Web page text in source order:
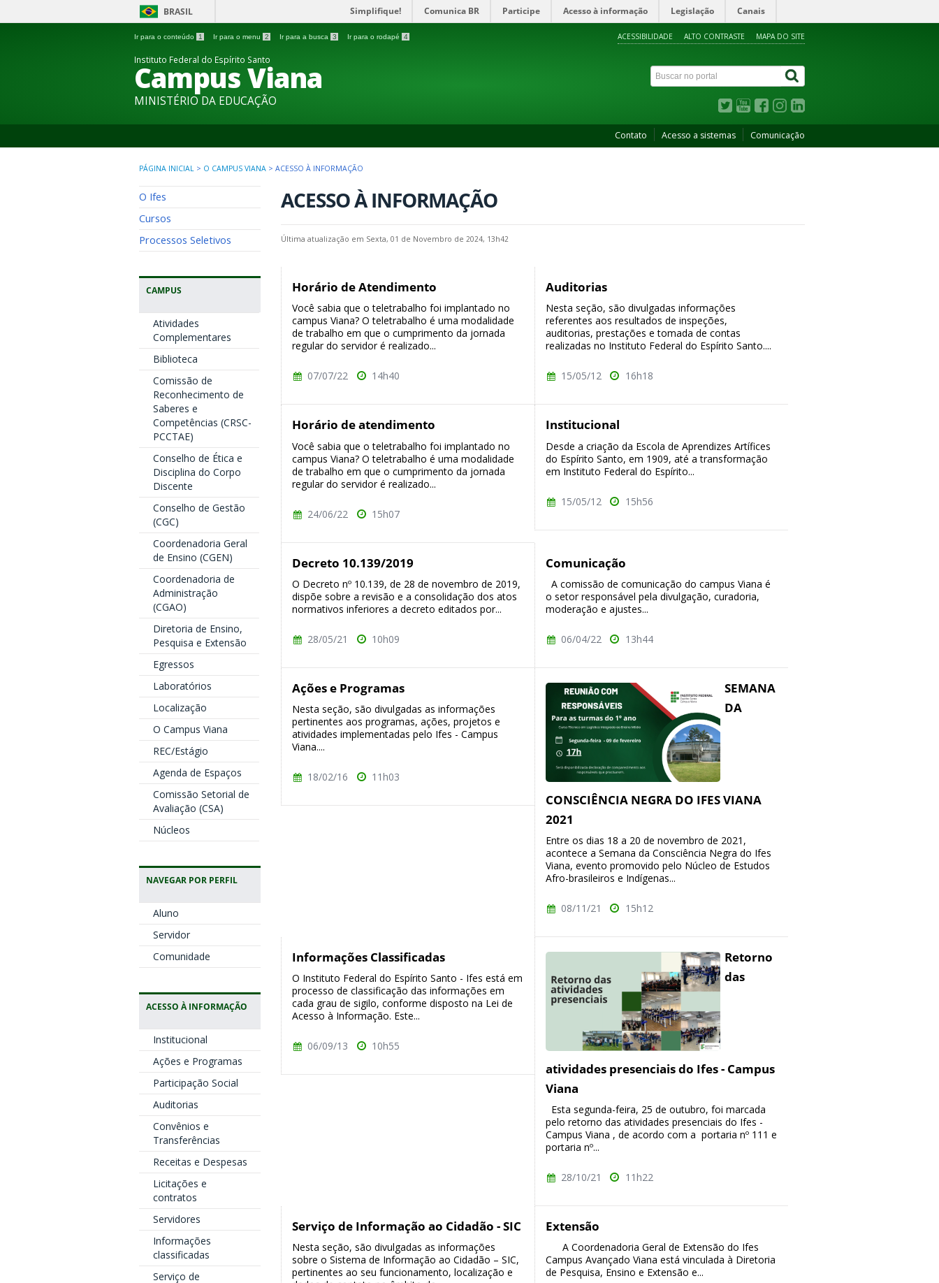
BRASIL Simplifique! Comunica BR Participe Acesso à informação Legislação Canais
Ir para o conteúdo 1 Ir para o menu 2 Ir para a busca 3 Ir para o rodapé 4 ACESSIBILIDADE ALTO CONTRASTE MAPA DO SITE
Instituto Federal do Espírito Santo
Campus Viana
MINISTÉRIO DA EDUCAÇÃO
Contato Acesso a sistemas Comunicação
PÁGINA INICIAL > O CAMPUS VIANA > ACESSO À INFORMAÇÃO
O Ifes
Cursos
Processos Seletivos
CAMPUS
Atividades
Complementares
Biblioteca
Comissão de
Reconhecimento de
Saberes e
Competências (CRSC-
PCCTAE)
Conselho de Ética e
Disciplina do Corpo
Discente
Conselho de Gestão
(CGC)
Coordenadoria Geral
de Ensino (CGEN)
Coordenadoria de
Administração
(CGAO)
Diretoria de Ensino,
Pesquisa e Extensão
Egressos
Laboratórios
Localização
O Campus Viana
REC/Estágio
Agenda de Espaços
Comissão Setorial de
Avaliação (CSA)
Núcleos
NAVEGAR POR PERFIL
Aluno
Servidor
Comunidade
ACESSO À INFORMAÇÃO
Institucional
Ações e Programas
Participação Social
Auditorias
Convênios e
Transferências
Receitas e Despesas
Licitações e
contratos
Servidores
Informações
classificadas
Serviço de
ACESSO À INFORMAÇÃO
Última atualização em Sexta, 01 de Novembro de 2024, 13h42
Horário de Atendimento
Você sabia que o teletrabalho foi implantado no
campus Viana? O teletrabalho é uma modalidade
de trabalho em que o cumprimento da jornada
regular do servidor é realizado...
07/07/22 14h40
Auditorias
Nesta seção, são divulgadas informações
referentes aos resultados de inspeções,
auditorias, prestações e tomada de contas
realizadas no Instituto Federal do Espírito Santo....
15/05/12 16h18
Horário de atendimento
Você sabia que o teletrabalho foi implantado no
campus Viana? O teletrabalho é uma modalidade
de trabalho em que o cumprimento da jornada
regular do servidor é realizado...
24/06/22 15h07
Institucional
Desde a criação da Escola de Aprendizes Artífices
do Espírito Santo, em 1909, até a transformação
em Instituto Federal do Espírito...
15/05/12 15h56
Decreto 10.139/2019
O Decreto nº 10.139, de 28 de novembro de 2019,
dispõe sobre a revisão e a consolidação dos atos
normativos inferiores a decreto editados por...
28/05/21 10h09
Comunicação
A comissão de comunicação do campus Viana é
o setor responsável pela divulgação, curadoria,
moderação e ajustes...
06/04/22 13h44
Ações e Programas
Nesta seção, são divulgadas as informações
pertinentes aos programas, ações, projetos e
atividades implementadas pelo Ifes - Campus
Viana....
18/02/16 11h03
SEMANA
DA
CONSCIÊNCIA NEGRA DO IFES VIANA
2021
Entre os dias 18 a 20 de novembro de 2021,
acontece a Semana da Consciência Negra do Ifes
Viana, evento promovido pelo Núcleo de Estudos
Afro-brasileiros e Indígenas...
08/11/21 15h12
Informações Classificadas
O Instituto Federal do Espírito Santo - Ifes está em
processo de classificação das informações em
cada grau de sigilo, conforme disposto na Lei de
Acesso à Informação. Este...
06/09/13 10h55
Retorno
das
atividades presenciais do Ifes - Campus
Viana
Esta segunda-feira, 25 de outubro, foi marcada
pelo retorno das atividades presenciais do Ifes -
Campus Viana , de acordo com a portaria nº 111 e
portaria nº...
28/10/21 11h22
Serviço de Informação ao Cidadão - SIC
Nesta seção, são divulgadas as informações
sobre o Sistema de Informação ao Cidadão – SIC,
pertinentes ao seu funcionamento, localização e
Extensão
A Coordenadoria Geral de Extensão do Ifes
Campus Avançado Viana está vinculada à Diretoria
de Pesquisa, Ensino e Extensão e...